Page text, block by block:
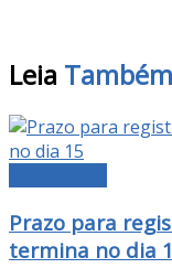
Leia Também
Prazo para
termina no dia